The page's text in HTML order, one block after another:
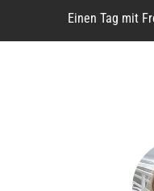
Einen Tag mit